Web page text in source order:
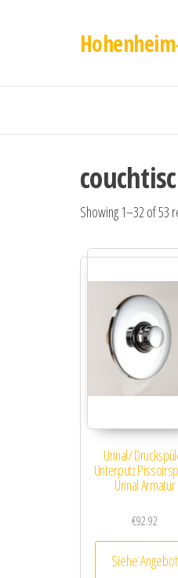
Showing 1–32 of 53
Urinal/
Unterputz
Urinal Armatur
€92.92
Siehe Angebot